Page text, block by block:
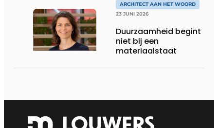
TOEKOMST
ARCHITECT AAN HET WOORD
23 JUNI 2026
Duurzaamheid begint
niet bij een
materiaalstaat